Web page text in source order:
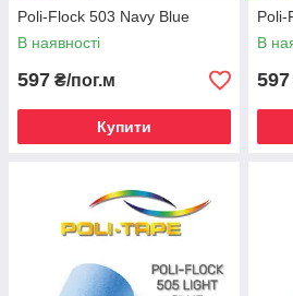
Poli-Flock 503 Navy Blue
В наявності
597 ₴/пог.м
Купити
Poli-
В
597